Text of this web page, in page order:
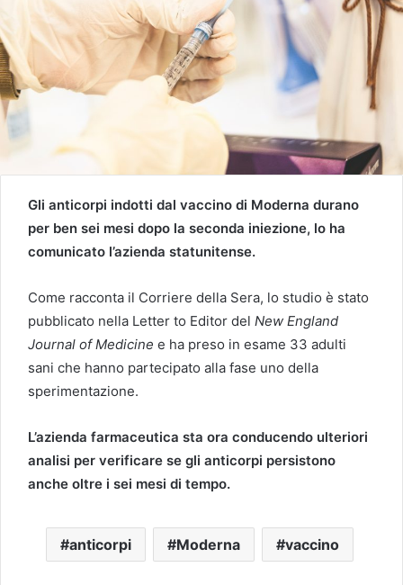
Gli anticorpi indotti dal vaccino di Moderna durano
per ben sei mesi dopo la seconda iniezione, lo ha
comunicato l’azienda statunitense.
Come racconta il Corriere della Sera, lo studio è stato
pubblicato nella Letter to Editor del New England
Journal of Medicine e ha preso in esame 33 adulti
sani che hanno partecipato alla fase uno della
sperimentazione.
L’azienda farmaceutica sta ora conducendo ulteriori
analisi per verificare se gli anticorpi persistono
anche oltre i sei mesi di tempo.
anticorpi Moderna vaccino